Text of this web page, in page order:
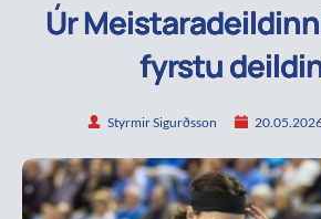
Úr
fyrstu
Styrmir Sigurðsson